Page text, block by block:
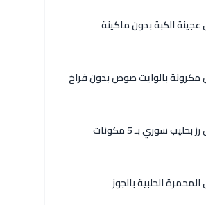
الكبة بدون ماكينة
بالوايت صوص بدون فراخ
سوري بـ 5 مكونات
الحلبية بالجوز